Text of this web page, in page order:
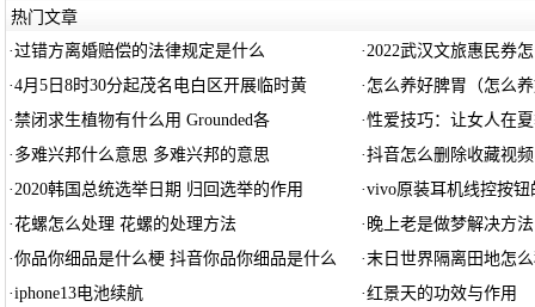
热门文章
·过错方离婚赔偿的法律规定是什么 ·2022武汉文旅惠民券
·4月5日8时30分起茂名电白区开展临时黄 · 怎么养好脾胃（怎么
·禁闭求生植物有什么用 Grounded各 ·性爱技巧：让女人在
· 多难兴邦什么意思 多难兴邦的意思 ·抖音怎么删除收藏视频
·2020韩国总统选举日期 归回选举的作用 ·vivo原装耳机线控按
·花螺怎么处理 花螺的处理方法 · 晚上老是做梦解决方
·你品你细品是什么梗 抖音你品你细品是什么 ·末日世界隔离田地怎
·iphone13电池续航 ·红景天的功效与作用